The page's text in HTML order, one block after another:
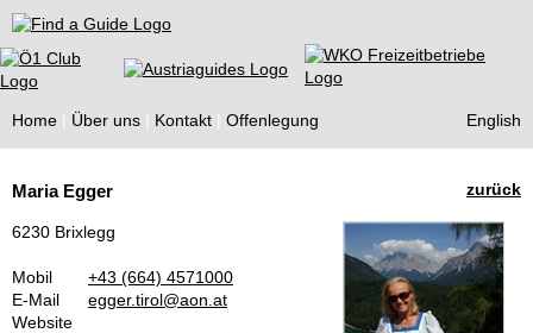
Find a Guide
Home Über uns Kontakt Offenlegung English
Guides
zurück
Maria Egger
6230 Brixlegg
Mobil
+43 (664) 4571000
E-Mail
egger.tirol@aon.at
Website